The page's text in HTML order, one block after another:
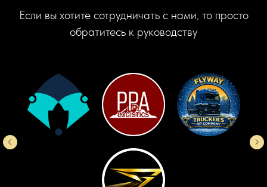
Если вы хотите сотрудничать с нами, то просто
обратитесь к руководству